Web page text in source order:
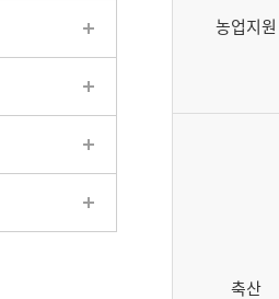
농업지원
축산